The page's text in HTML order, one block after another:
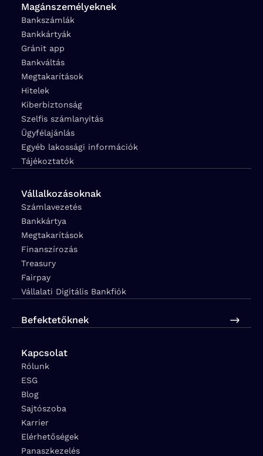
Magánszemélyeknek
Bankszámlák
Bankkártyák
Gránit app
Bankváltás
Megtakarítások
Hitelek
Kiberbiztonság
Szelfis számlanyitás
Ügyfélajánlás
Egyéb lakossági információk
Tájékoztatók
Vállalkozásoknak
Számlavezetés
Bankkártya
Megtakarítások
Finanszírozás
Treasury
Fairpay
Vállalati Digitális Bankfiók
Befektetőknek
Kapcsolat
Rólunk
ESG
Blog
Sajtószoba
Karrier
Elérhetőségek
Panaszkezelés